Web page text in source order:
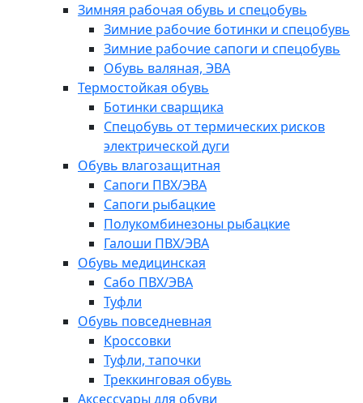
Зимняя рабочая обувь и спецобувь
Зимние рабочие ботинки и спецобувь
Зимние рабочие сапоги и спецобувь
Обувь валяная, ЭВА
Термостойкая обувь
Ботинки сварщика
Спецобувь от термических рисков
электрической дуги
Обувь влагозащитная
Сапоги ПВХ/ЭВА
Сапоги рыбацкие
Полукомбинезоны рыбацкие
Галоши ПВХ/ЭВА
Обувь медицинская
Сабо ПВХ/ЭВА
Туфли
Обувь повседневная
Кроссовки
Туфли, тапочки
Треккинговая обувь
Аксессуары для обуви